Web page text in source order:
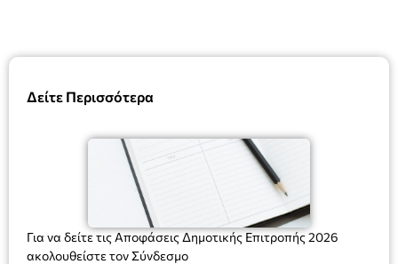
Δείτε Περισσότερα
Για να δείτε τις Αποφάσεις Δημοτικής Επιτροπής 2026
ακολουθείστε τον Σύνδεσμο